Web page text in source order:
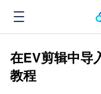
在EV剪辑中导
教程